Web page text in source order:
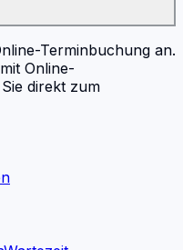
Terminbuchung an.
Online-
direkt zum